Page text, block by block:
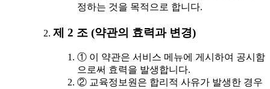
정하는 것을 목적으로 합니다.
제 2 조 (약관의 효력과 변경)
① 이 약관은 서비스 메뉴에 게시하여 공시함
으로써 효력을 발생합니다.
② 교육정보원은 합리적 사유가 발생한 경우